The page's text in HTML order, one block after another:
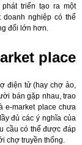
triển tạo ra một
nghiệp có thể
đối lớn hơn.
place
điện tử (hay chợ ảo,
bán gặp nhau, trao
e-market place chưa
đủ các ý nghĩa của
cầu có thể được đáp
chợ truyền thống.